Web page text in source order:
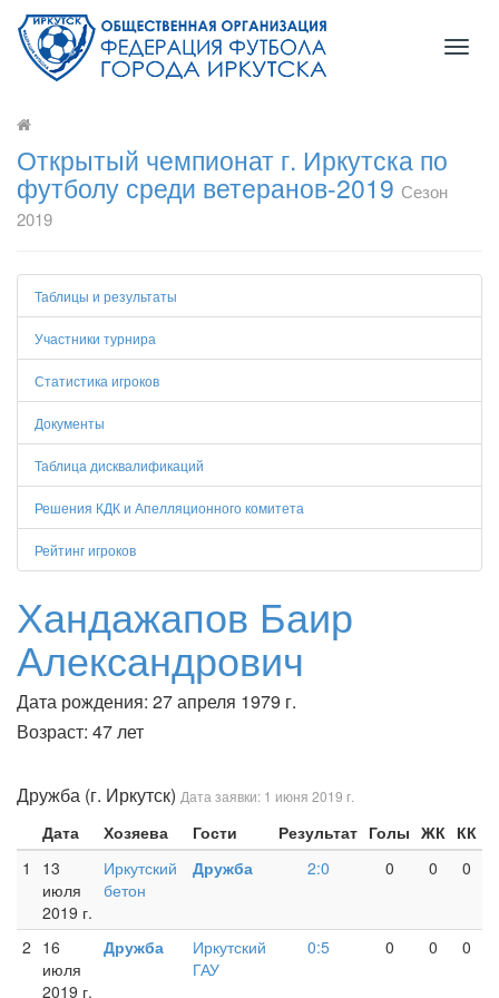
Открытый чемпионат г. Иркутска по
футболу среди ветеранов-2019 Сезон
2019
Таблицы и результаты
Участники турнира
Статистика игроков
Документы
Таблица дисквалификаций
Решения КДК и Апелляционного комитета
Рейтинг игроков
Хандажапов Баир
Александрович
Дата рождения: 27 апреля 1979 г.
Возраст: 47 лет
Дружба (г. Иркутск) Дата заявки: 1 июня 2019 г.
Дата Хозяева Гости Результат Голы ЖК КК
1
13
июля
2019 г.
Иркутский
бетон
Дружба 2:0 0 0 0
2 16
июля
2019 г.
Дружба
Иркутский
ГАУ
0:5 0 0 0